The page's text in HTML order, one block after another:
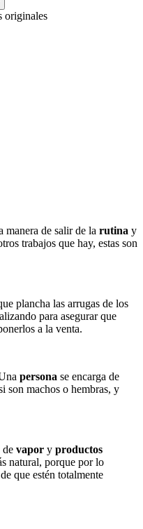
originales
manera de salir de la rutina y
trabajos que hay, estas son
plancha las arrugas de los
para asegurar que
a la venta.
persona se encarga de
son machos o hembras, y
de vapor y productos
natural, porque por lo
que estén totalmente